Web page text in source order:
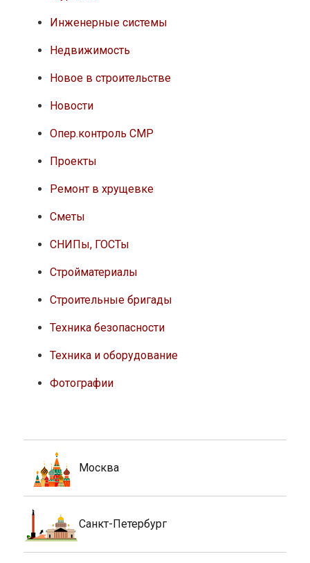
Инженерные системы
Недвижимость
Новое в строительстве
Новости
Опер.контроль СМР
Проекты
Ремонт в хрущевке
Сметы
СНИПы, ГОСТы
Стройматериалы
Строительные бригады
Техника безопасности
Техника и оборудование
Фотографии
Москва
Санкт-Петербург